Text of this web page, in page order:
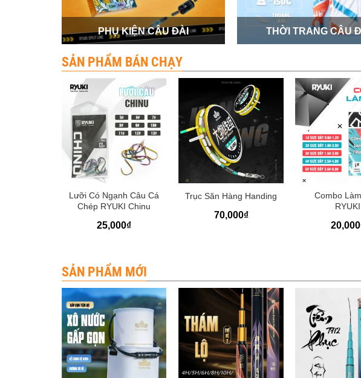
PHỤ KIỆN CÂU ĐÀI THỜI TRANG CÂU
SẢN PHẨM BÁN CHẠY
+
Lưỡi Có Ngạnh Câu Cá
Chép RYUKI Chinu
25,000₫
Trục Săn Hàng Handing
70,000₫
+
Combo
RYUKI
20,000
SẢN PHẨM MỚI